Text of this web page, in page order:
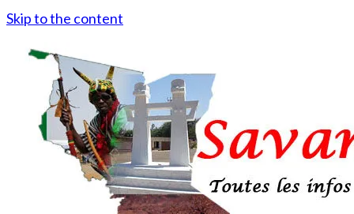
Skip to the content